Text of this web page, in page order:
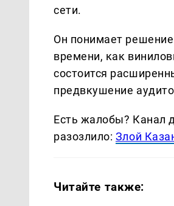
сети.
Он понимает решение
времени, как
состоится
предвкушение
Есть жалобы? Канал
разозлило: Злой
Читайте также: